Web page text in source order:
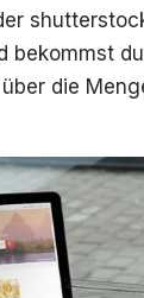
bekommst
die